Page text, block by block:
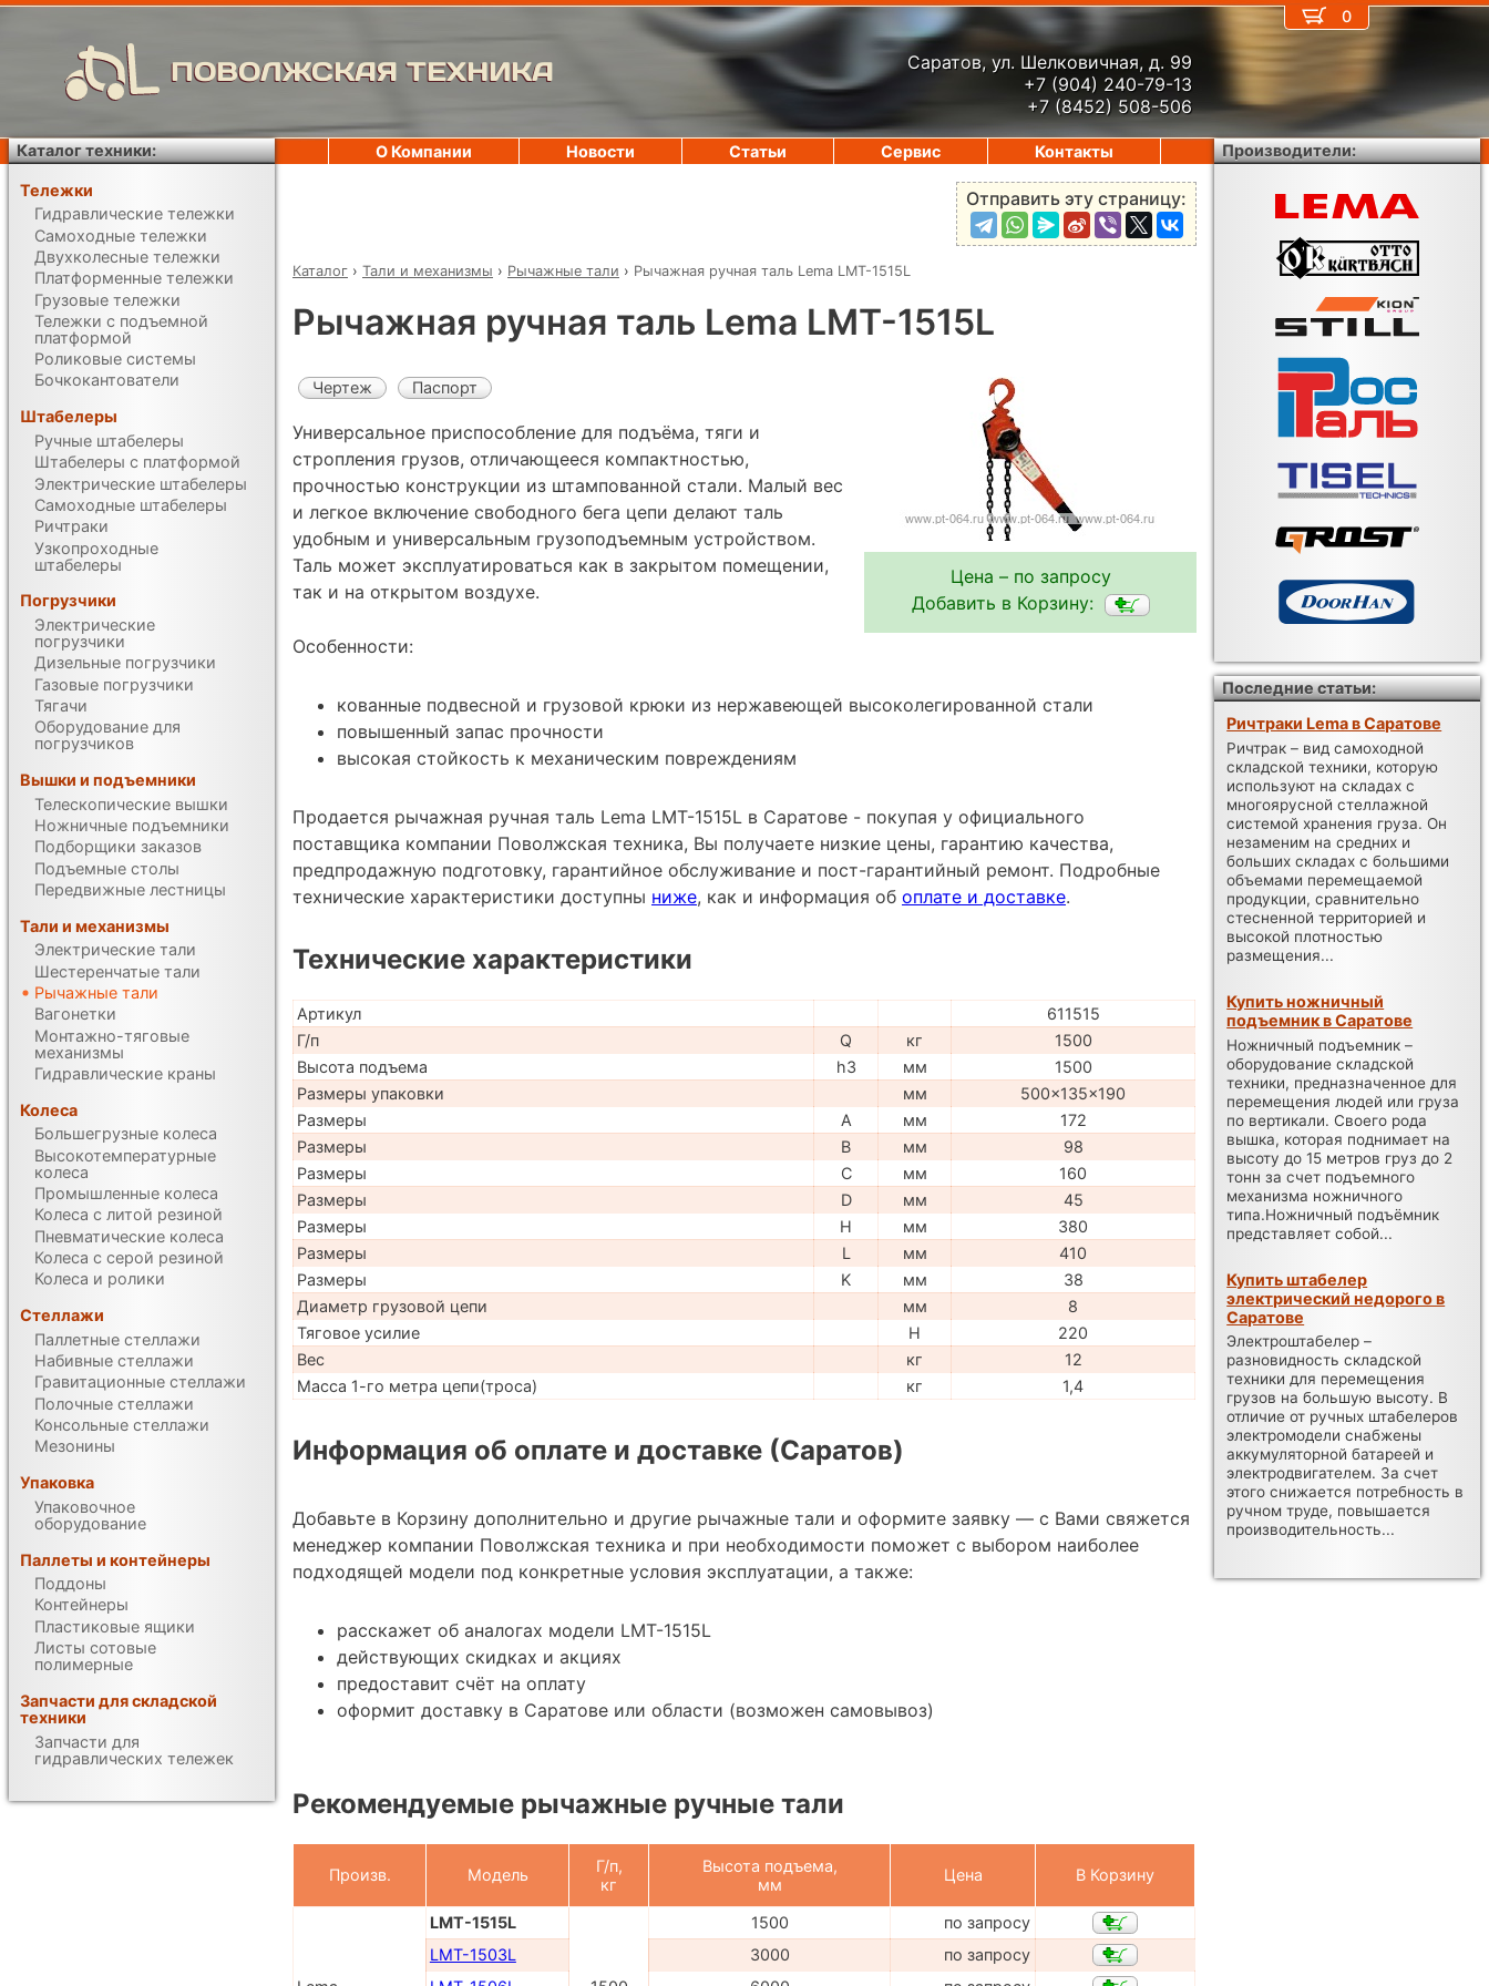
ПОВОЛЖСКАЯ ТЕХНИКА
Саратов, ул. Шелковичная, д. 99
+7 (904) 240-79-13
+7 (8452) 508-506
Отправить эту страницу:
Каталог › Тали и механизмы › Рычажные тали › Рычажная ручная таль Lema LMT-1515L
Рычажная ручная таль Lema LMT-1515L
Цена – по запросу
Добавить в Корзину:
Чертеж Паспорт
Универсальное приспособление для подъёма, тяги и
стропления грузов, отличающееся компактностью,
прочностью конструкции из штампованной стали. Малый вес
и легкое включение свободного бега цепи делают таль
удобным и универсальным грузоподъемным устройством.
Таль может эксплуатироваться как в закрытом помещении,
так и на открытом воздухе.
Особенности:
кованные подвесной и грузовой крюки из нержавеющей высоколегированной стали
повышенный запас прочности
высокая стойкость к механическим повреждениям
Продается рычажная ручная таль Lema LMT-1515L в Саратове - покупая у официального
поставщика компании Поволжская техника, Вы получаете низкие цены, гарантию качества,
предпродажную подготовку, гарантийное обслуживание и пост-гарантийный ремонт. Подробные
технические характеристики доступны ниже, как и информация об оплате и доставке.
Технические характеристики
Артикул
611515
Г/п
Q кг
1500
Высота подъема
h3 мм
1500
Размеры упаковки
мм
500x135x190
Размеры
A мм
172
Размеры
B мм
98
Размеры
C мм
160
Размеры
D мм
45
Размеры
H мм
380
Размеры
L мм
410
Размеры
K мм
38
Диаметр грузовой цепи
мм
8
Тяговое усилие
H
220
Вес
кг
12
Масса 1-го метра цепи(троса)
кг 1,4
Информация об оплате и доставке (Саратов)
Добавьте в Корзину дополнительно и другие рычажные тали и оформите заявку — с Вами свяжется
менеджер компании Поволжская техника и при необходимости поможет с выбором наиболее
подходящей модели под конкретные условия эксплуатации, а также:
расскажет об аналогах модели LMT-1515L
действующих скидках и акциях
предоставит счёт на оплату
оформит доставку в Саратове или области (возможен самовывоз)
Рекомендуемые рычажные ручные тали
Произв. Модель
Г/п,
кг
Высота подъема,
мм
Цена В Корзину
LMT-1515L 1500
по запросу
LMT-1503L
3000
по запросу
0
О Компании Новости Статьи Сервис Контакты
Каталог техники:
Тележки
Гидравлические тележки
Самоходные тележки
Двухколесные тележки
Платформенные тележки
Грузовые тележки
Тележки с подъемной
платформой
Роликовые системы
Бочкокантователи
Штабелеры
Ручные штабелеры
Штабелеры с платформой
Электрические штабелеры
Самоходные штабелеры
Ричтраки
Узкопроходные
штабелеры
Погрузчики
Электрические
погрузчики
Дизельные погрузчики
Газовые погрузчики
Тягачи
Оборудование для
погрузчиков
Вышки и подъемники
Телескопические вышки
Ножничные подъемники
Подборщики заказов
Подъемные столы
Передвижные лестницы
Тали и механизмы
Электрические тали
Шестеренчатые тали
Рычажные тали
Вагонетки
Монтажно-тяговые
механизмы
Гидравлические краны
Колеса
Большегрузные колеса
Высокотемпературные
колеса
Промышленные колеса
Колеса с литой резиной
Пневматические колеса
Колеса с серой резиной
Колеса и ролики
Стеллажи
Паллетные стеллажи
Набивные стеллажи
Гравитационные стеллажи
Полочные стеллажи
Консольные стеллажи
Мезонины
Упаковка
Упаковочное
оборудование
Паллеты и контейнеры
Поддоны
Контейнеры
Пластиковые ящики
Листы сотовые
полимерные
Запчасти для складской
техники
Запчасти для
гидравлических тележек
Производители:
Последние статьи:
Ричтраки Lema в Саратове
Ричтрак – вид самоходной
складской техники, которую
используют на складах с
многоярусной стеллажной
системой хранения груза. Он
незаменим на средних и
больших складах с большими
объемами перемещаемой
продукции, сравнительно
стесненной территорией и
высокой плотностью
размещения...
Купить ножничный
подъемник в Саратове
Ножничный подъемник –
оборудование складской
техники, предназначенное для
перемещения людей или груза
по вертикали. Своего рода
вышка, которая поднимает на
высоту до 15 метров груз до 2
тонн за счет подъемного
механизма ножничного
типа.Ножничный подъёмник
представляет собой...
Купить штабелер
электрический недорого в
Саратове
Электроштабелер –
разновидность складской
техники для перемещения
грузов на большую высоту. В
отличие от ручных штабелеров
электромодели снабжены
аккумуляторной батареей и
электродвигателем. За счет
этого снижается потребность в
ручном труде, повышается
производительность...